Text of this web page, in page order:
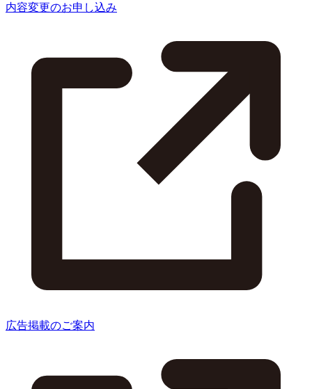
内容変更のお申し込み
広告掲載のご案内